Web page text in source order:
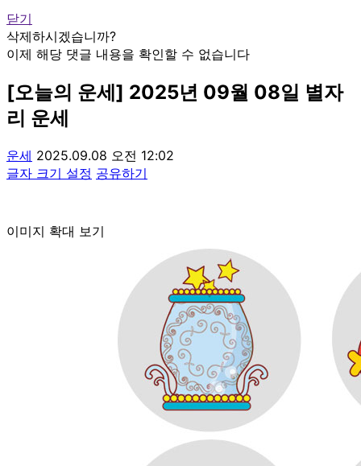
닫기
삭제하시겠습니까?
이제 해당 댓글 내용을 확인할 수 없습니다
[오늘의 운세] 2025년 09월 08일 별자
리 운세
운세 2025.09.08 오전 12:02
글자 크기 설정 공유하기
이미지 확대 보기